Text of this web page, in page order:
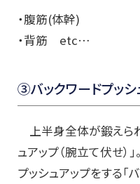
・腹筋(体幹)
・背筋 etc…
③バックワードプッシ
上半身全体が鍛えら
ュアップ（腕立て伏せ）
プッシュアップをする「